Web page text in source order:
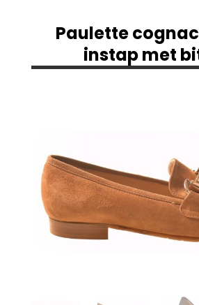
Paulette
instap met